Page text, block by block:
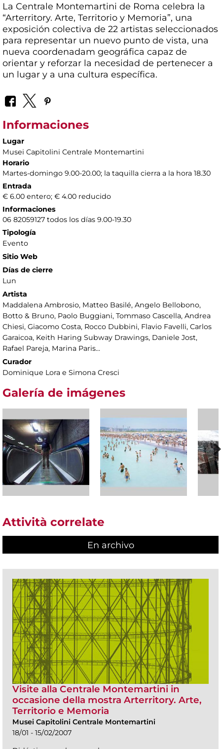
La Centrale Montemartini de Roma celebra la
“Arterritory. Arte, Territorio y Memoria”, una
exposición colectiva de 22 artistas seleccionados
para representar un nuevo punto de vista, una
nueva coordenadam geográfica capaz de
orientar y reforzar la necesidad de pertenecer a
un lugar y a una cultura específica.
Informaciones
Lugar
Musei Capitolini Centrale Montemartini
Horario
Martes-domingo 9.00-20.00; la taquilla cierra a la hora 18.30
Entrada
€ 6.00 entero; € 4.00 reducido
Informaciones
06 82059127 todos los días 9.00-19.30
Tipología
Evento
Sitio Web
Días de cierre
Lun
Artista
Maddalena Ambrosio, Matteo Basilé, Angelo Bellobono,
Botto & Bruno, Paolo Buggiani, Tommaso Cascella, Andrea
Chiesi, Giacomo Costa, Rocco Dubbini, Flavio Favelli, Carlos
Garaicoa, Keith Haring Subway Drawings, Daniele Jost,
Rafael Pareja, Marina Paris...
Curador
Dominique Lora e Simona Cresci
Galería de imágenes
Attività correlate
En archivo
Visite alla Centrale Montemartini in
occasione della mostra Arterritory. Arte,
Territorio e Memoria
Musei Capitolini Centrale Montemartini
18/01 - 15/02/2007